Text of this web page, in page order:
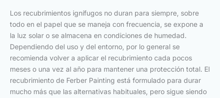
Los recubrimientos ignífugos no duran para siempre, sobre
todo en el papel que se maneja con frecuencia, se expone a
la luz solar o se almacena en condiciones de humedad.
Dependiendo del uso y del entorno, por lo general se
recomienda volver a aplicar el recubrimiento cada pocos
meses o una vez al año para mantener una protección total. El
recubrimiento de Ferber Painting está formulado para durar
mucho más que las alternativas habituales, pero sigue siendo